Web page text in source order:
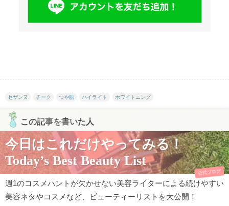
セザンヌ チーク つや肌 ハイライト ホワイトニング
この記事を書いた人
今日はこれだけやってみる！
Today’s Best Beauty List
公式ブログ
週1のコスメハントが欠かせない美容ライターによる続けやすい
美容ネタやコスメなど、ビューティーリストを大公開！